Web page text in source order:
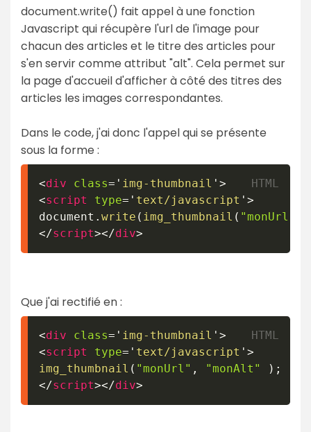
document.write() fait appel à une fonction
Javascript qui récupère l'url de l'image pour
chacun des articles et le titre des articles pour
s'en servir comme attribut "alt". Cela permet sur
la page d'accueil d'afficher à côté des titres des
articles les images correspondantes.
Dans le code, j'ai donc l'appel qui se présente
sous la forme :
<div class= ' img-thumbnail ' >
<script type= ' text/javascript ' >
document . write ( img_thumbnail ( "monUrl"
</script></div>
Que j'ai rectifié en :
<div class= ' img-thumbnail ' >
<script type= ' text/javascript ' >
img_thumbnail ( "monUrl" , "monAlt" ) ;
</script></div>